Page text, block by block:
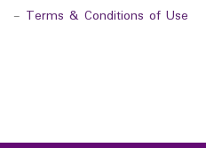
- Terms & Conditions of Use